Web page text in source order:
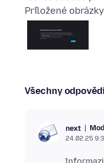
Přiložené obrázky
Všechny
next
24.02.25